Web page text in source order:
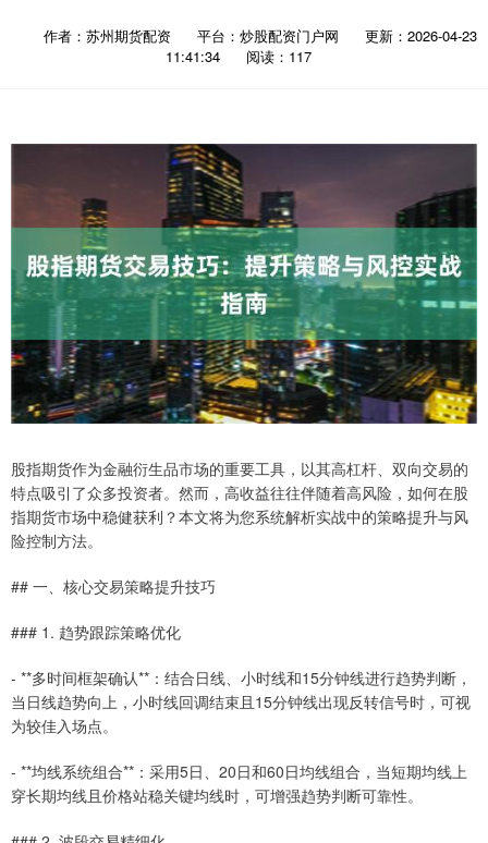
作者：苏州期货配资 平台：炒股配资门户网
更新：2026-04-23
11:41:34
阅读：117
股指期货作为金融衍生品市场的重要工具，以其高杠杆、双向交易的
特点吸引了众多投资者。然而，高收益往往伴随着高风险，如何在股
指期货市场中稳健获利？本文将为您系统解析实战中的策略提升与风
险控制方法。
## 一、核心交易策略提升技巧
### 1. 趋势跟踪策略优化
- **多时间框架确认**：结合日线、小时线和15分钟线进行趋势判断，
当日线趋势向上，小时线回调结束且15分钟线出现反转信号时，可视
为较佳入场点。
- **均线系统组合**：采用5日、20日和60日均线组合，当短期均线上
穿长期均线且价格站稳关键均线时，可增强趋势判断可靠性。